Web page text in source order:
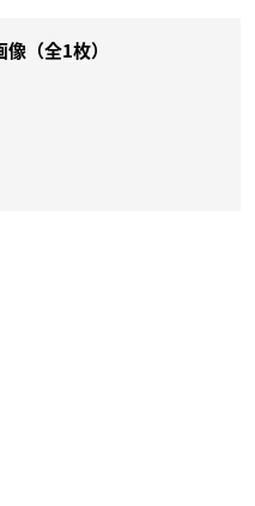
（全1枚）